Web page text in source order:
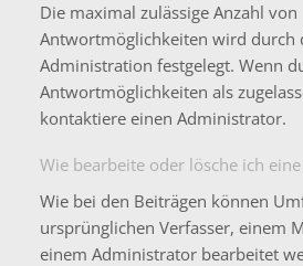
Die maximal zulässige Anzahl von
Antwortmöglichkeiten wird durch
Administration festgelegt. Wenn
Antwortmöglichkeiten als
kontaktiere einen Administrator.
Wie bearbeite oder lösche ich
Wie bei den Beiträgen können
ursprünglichen Verfasser, einem
einem Administrator bearbeitet